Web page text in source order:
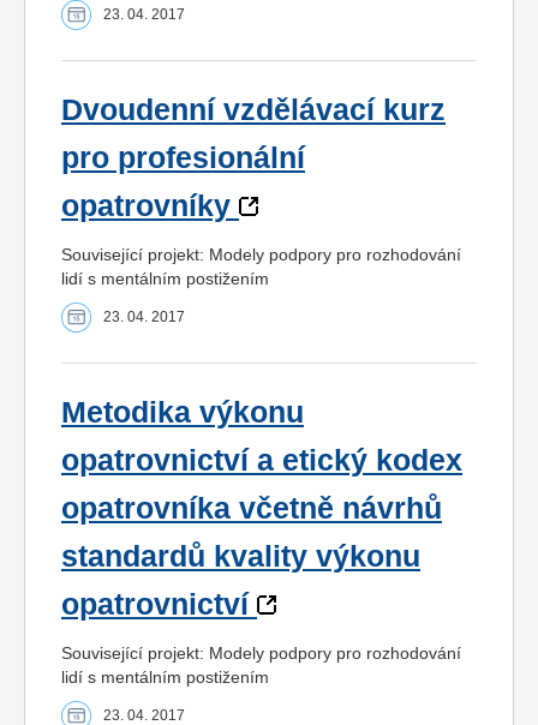
23. 04. 2017
Dvoudenní vzdělávací kurz
pro profesionální
opatrovníky
Související projekt: Modely podpory pro rozhodování
lidí s mentálním postižením
23. 04. 2017
Metodika výkonu
opatrovnictví a etický kodex
opatrovníka včetně návrhů
standardů kvality výkonu
opatrovnictví
Související projekt: Modely podpory pro rozhodování
lidí s mentálním postižením
23. 04. 2017